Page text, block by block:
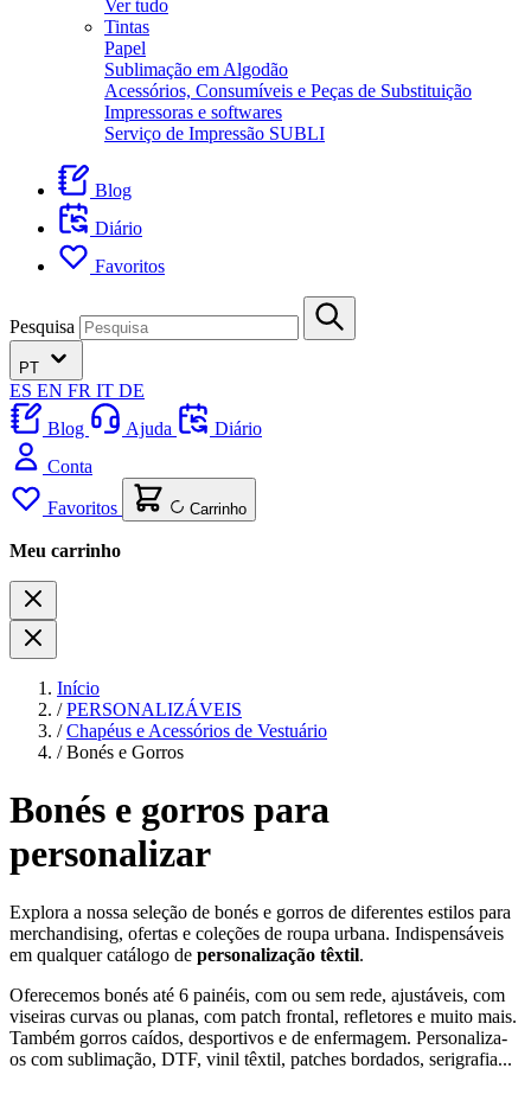
Ver tudo
Tintas
Papel
Sublimação em Algodão
Acessórios, Consumíveis e Peças de Substituição
Impressoras e softwares
Serviço de Impressão SUBLI
Blog
Diário
Favoritos
Pesquisa
PT
ES EN FR IT DE
Blog
Ajuda
Diário
Conta
Favoritos Carrinho
Meu carrinho
Início
/ PERSONALIZÁVEIS
/ Chapéus e Acessórios de Vestuário
/ Bonés e Gorros
Bonés e gorros para
personalizar
Explora a nossa seleção de bonés e gorros de diferentes estilos para
merchandising, ofertas e coleções de roupa urbana. Indispensáveis
em qualquer catálogo de personalização têxtil.
Oferecemos bonés até 6 painéis, com ou sem rede, ajustáveis, com
viseiras curvas ou planas, com patch frontal, refletores e muito mais.
Também gorros caídos, desportivos e de enfermagem. Personaliza-
os com sublimação, DTF, vinil têxtil, patches bordados, serigrafia...